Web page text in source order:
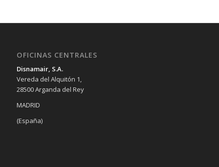
OFICINAS CENTRALES
Disnamair, S.A.
Vereda del Alquitón 1,
28500 Arganda del Rey
MADRID
(España)